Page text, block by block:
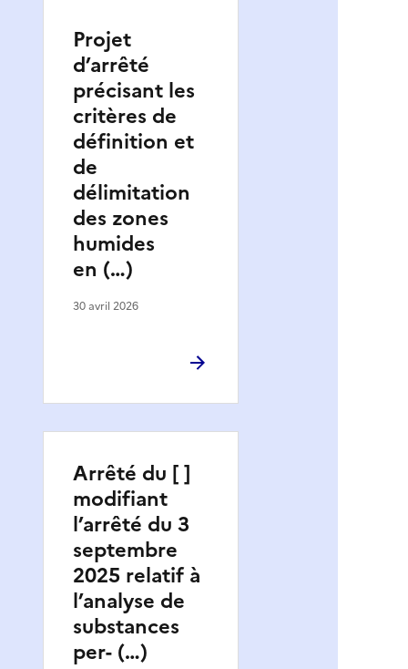
Projet
d’arrêté
précisant les
critères de
définition et
de
délimitation
des zones
humides
en (…)
30 avril 2026
Arrêté du [ ]
modifiant
l’arrêté du 3
septembre
2025 relatif à
l’analyse de
substances
per- (…)